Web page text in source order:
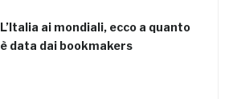
L’Italia ai mondiali, ecco a quanto
è data dai bookmakers